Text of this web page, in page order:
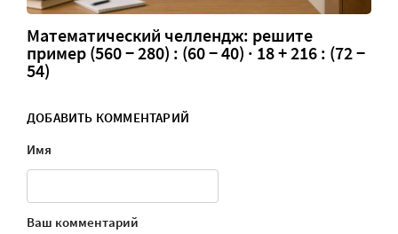
Математический челлендж: решите
пример (560 − 280) : (60 − 40) · 18 + 216 : (72 −
54)
ДОБАВИТЬ КОММЕНТАРИЙ
Имя
Ваш комментарий